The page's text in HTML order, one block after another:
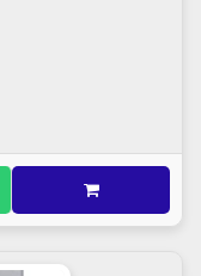
و جهاد و دفاع
رسیدن «عمرو
دلاوری های
دوران پیامبر و
ابن ابی الحدید